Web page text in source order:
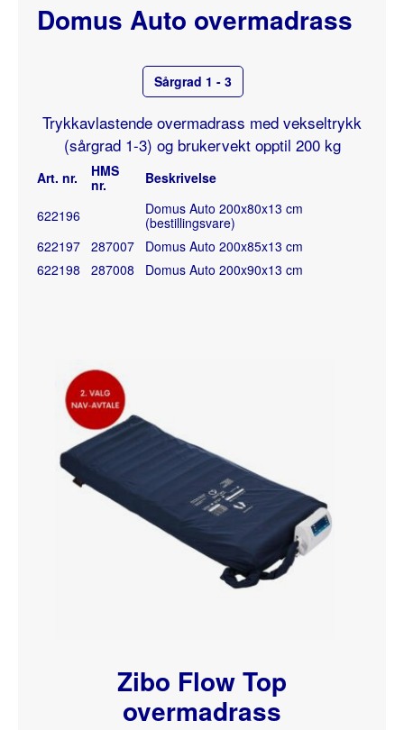
Domus Auto overmadrass
Sårgrad 1 - 3
Trykkavlastende overmadrass med vekseltrykk
(sårgrad 1-3) og brukervekt opptil 200 kg
Art. nr.
HMS
nr.
Beskrivelse
622196
Domus Auto 200x80x13 cm
(bestillingsvare)
622197 287007
Domus Auto 200x85x13 cm
622198
287008 Domus Auto 200x90x13 cm
Zibo Flow Top
overmadrass